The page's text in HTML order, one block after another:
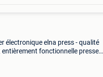
électronique elna press - qualité
entièrement fonctionnelle presse à